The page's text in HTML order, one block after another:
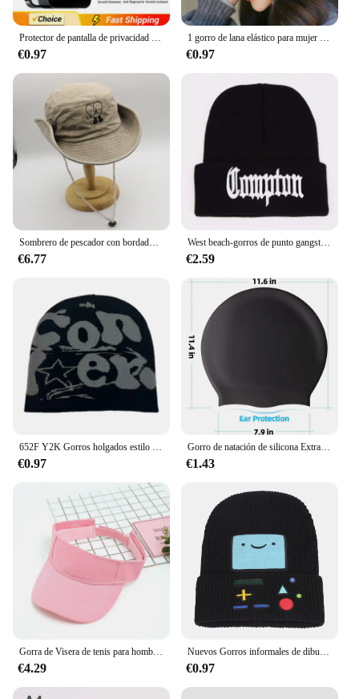
product for anyone looking to safeguard their
Redmi 10's camera lens from the rigors of daily use.
Protector de pantalla de privacidad para IPhone, vidrio templado antiespía para iPhone 16, 15, 13, 11, 14Pro Max, X, XS, Max, XR, 1-2 unidades
€0.97
1 gorro de lana elástico para mujer con bolsillo, gorro de punto acrílico suave y acogedor para otoño e invierno
€0.97
Sombrero de pescador con bordado de Bad Bunny para hombre y mujer, gorro de pescador de UN VERANO SIN TI, plegable, para el sol y la playa
€6.77
West beach-gorros de punto gangsta nwa compton, gorros cálidos, gorros de moda, gorros de Hip hop, gorros de punto, gorros de invierno, gorros de moda, nuevo
€2.59
€0.97
Gorro de natación de silicona Extra grande con pelo largo y trenzas sucias, todo incluido, estilo adulto, suave y cómodo
€1.43
€4.29 €0.97